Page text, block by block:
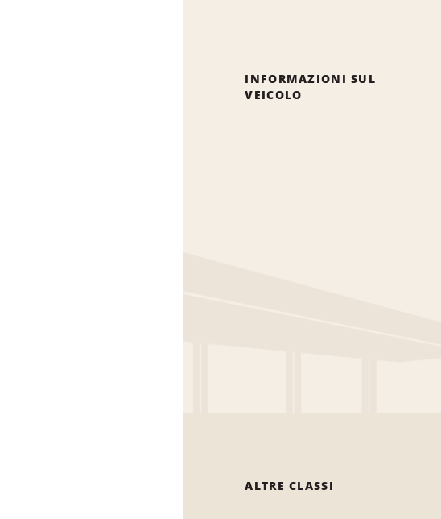
INFORMAZIONI SUL
VEICOLO
ALTRE CLASSI